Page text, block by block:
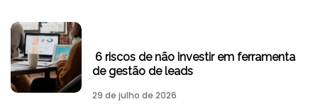
6 riscos de não investir em ferramenta
de gestão de leads
29 de julho de 2026